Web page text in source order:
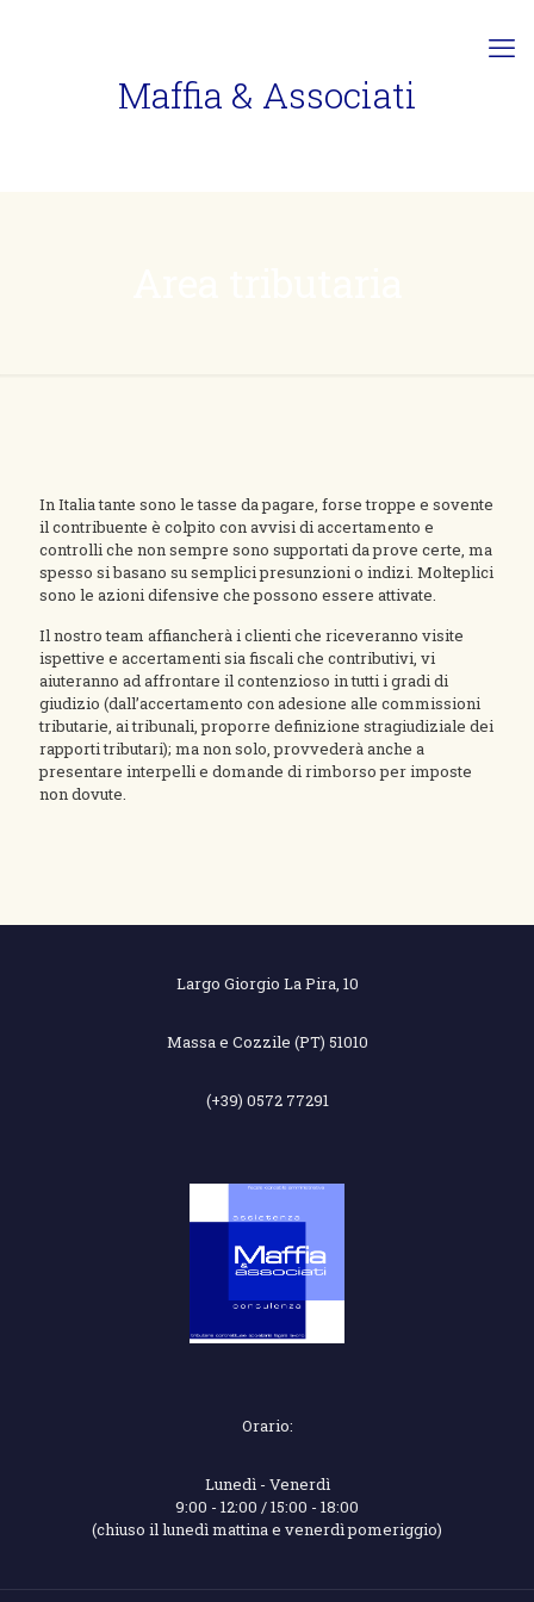
Maffia & Associati
In Italia tante sono le tasse da pagare, forse troppe e sovente
il contribuente è colpito con avvisi di accertamento e
controlli che non sempre sono supportati da prove certe, ma
spesso si basano su semplici presunzioni o indizi. Molteplici
sono le azioni difensive che possono essere attivate.
Il nostro team affiancherà i clienti che riceveranno visite
ispettive e accertamenti sia fiscali che contributivi, vi
aiuteranno ad affrontare il contenzioso in tutti i gradi di
giudizio (dall’accertamento con adesione alle commissioni
tributarie, ai tribunali, proporre definizione stragiudiziale dei
rapporti tributari); ma non solo, provvederà anche a
presentare interpelli e domande di rimborso per imposte
non dovute.
Largo Giorgio La Pira, 10
Massa e Cozzile (PT) 51010
(+39) 0572 77291
Orario:
Lunedì - Venerdì
9:00 - 12:00 / 15:00 - 18:00
(chiuso il lunedì mattina e venerdì pomeriggio)